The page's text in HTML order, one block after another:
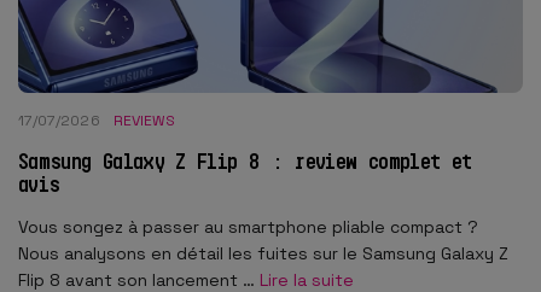
17/07/2026 REVIEWS
Samsung Galaxy Z Flip 8 : review complet et
avis
Vous songez à passer au smartphone pliable compact ?
Nous analysons en détail les fuites sur le Samsung Galaxy Z
Flip 8 avant son lancement … Lire la suite